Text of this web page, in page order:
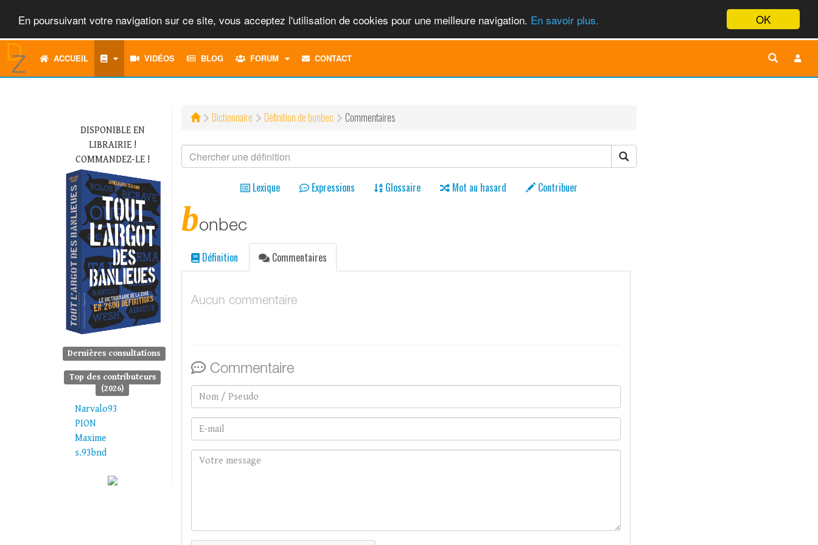
OK
En poursuivant votre navigation sur ce site, vous acceptez l'utilisation de cookies pour une meilleure navigation. En savoir plus.
ACCUEIL VIDÉOS BLOG FORUM
TOGGLECONTACT
DISPONIBLE EN
LIBRAIRIE !
COMMANDEZ-LE !
Dernières consultations
Top des contributeurs
(2026)
Narvalo93
PION
Maxime
s.93bnd
Dictionnaire Définition de bonbec Commentaires
Lexique Expressions Glossaire Mot au hasard Contribuer
bonbec
Définition Commentaires
Aucun commentaire
Commentaire